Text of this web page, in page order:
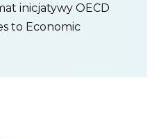
inicjatywy OECD
to Economic